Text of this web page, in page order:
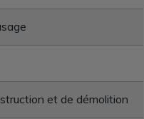
et de démolition